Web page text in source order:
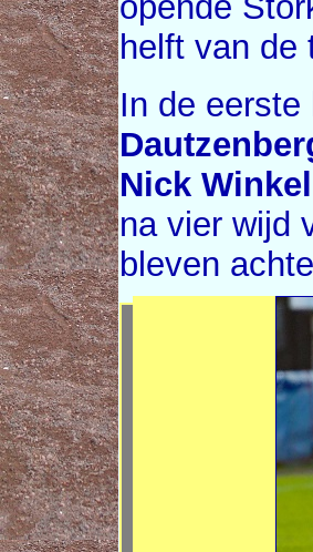
helft van de
In de
Nick Winkel
na vier wijd
bleven